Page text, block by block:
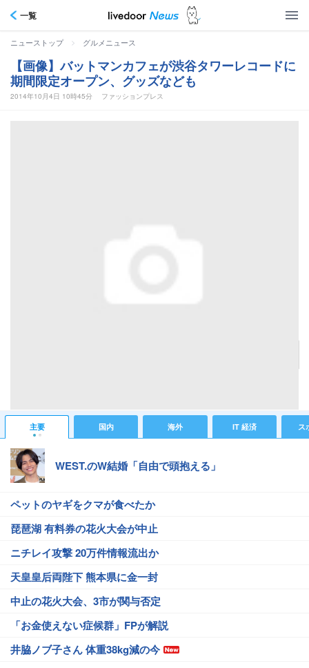
一覧
ニューストップ > グルメニュース
【画像】バットマンカフェが渋谷タワーレコードに
期間限定オープン、グッズなども
2014年10月4日 10時45分 ファッションプレス
主要 国内 海外 IT 経済 ス
WEST.のW結婚「自由で頭抱える」
ペットのヤギをクマが食べたか
琵琶湖 有料券の花火大会が中止
ニチレイ攻撃 20万件情報流出か
天皇皇后両陛下 熊本県に金一封
中止の花火大会、3市が関与否定
「お金使えない症候群」FPが解説
井脇ノブ子さん 体重38kg減の今